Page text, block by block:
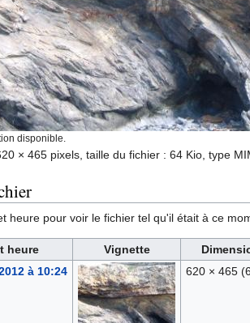
disponible.
× 465 pixels, taille du fichier : 64 Kio, type
heure pour voir le fichier tel qu'il était à ce
heure Vignette
à 10:24 620 × 465